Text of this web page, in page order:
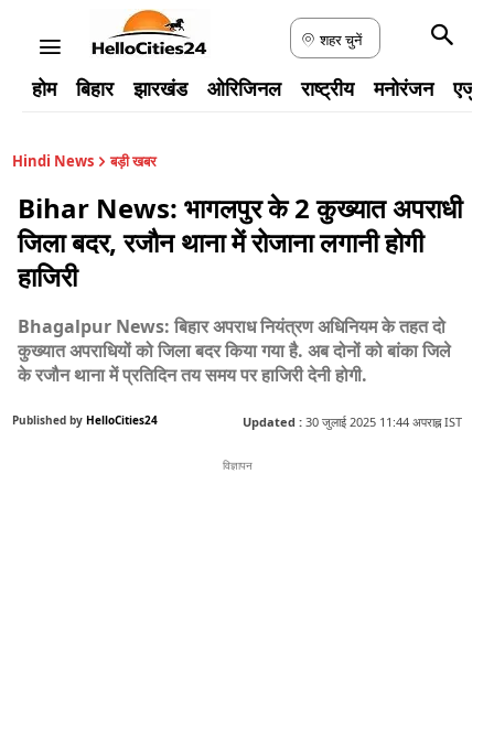
शहर चुनें
होम बिहार झारखंड ओरिजिनल राष्ट्रीय मनोरंजन
Hindi News बड़ी खबर
Bihar News: भागलपुर के 2 कुख्यात अपराधी
जिला बदर, रजौन थाना में रोजाना लगानी होगी
हाजिरी
Bhagalpur News: बिहार अपराध नियंत्रण अधिनियम के तहत दो
कुख्यात अपराधियों को जिला बदर किया गया है. अब दोनों को बांका जिले
के रजौन थाना में प्रतिदिन तय समय पर हाजिरी देनी होगी.
Published by HelloCities24 Updated : 30 जुलाई 2025 11:44 अपराह्न IST
विज्ञापन